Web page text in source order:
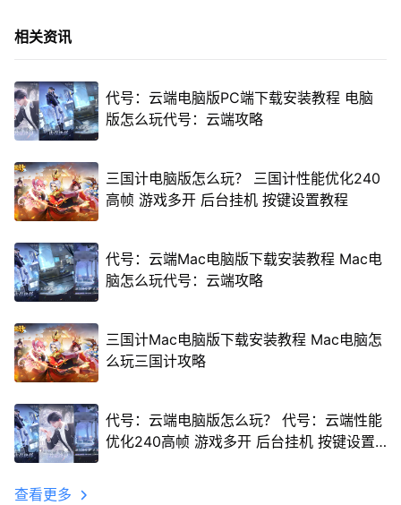
相关资讯
代号：云端电脑版PC端下载安装教程 电脑
版怎么玩代号：云端攻略
三国计电脑版怎么玩？ 三国计性能优化240
高帧 游戏多开 后台挂机 按键设置教程
代号：云端Mac电脑版下载安装教程 Mac电
脑怎么玩代号：云端攻略
三国计Mac电脑版下载安装教程 Mac电脑怎
么玩三国计攻略
代号：云端电脑版怎么玩？ 代号：云端性能
优化240高帧 游戏多开 后台挂机 按键设置
查看更多